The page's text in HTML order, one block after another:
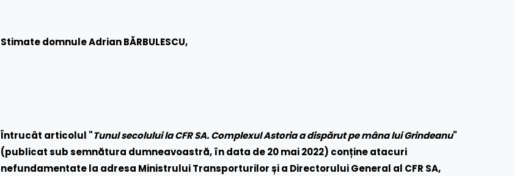
Stimate domnule Adrian BĂRBULESCU,
Întrucât articolul "Tunul secolului la CFR SA. Complexul Astoria a dispărut pe mâna lui Grindeanu"
(publicat sub semnătura dumneavoastră, în data de 20 mai 2022) conține atacuri
nefundamentate la adresa Ministrului Transporturilor și a Directorului General al CFR SA,